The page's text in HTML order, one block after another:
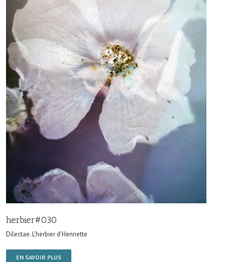
herbier#030
Dilectae. L'herbier d'Henriette
EN SAVOIR PLUS